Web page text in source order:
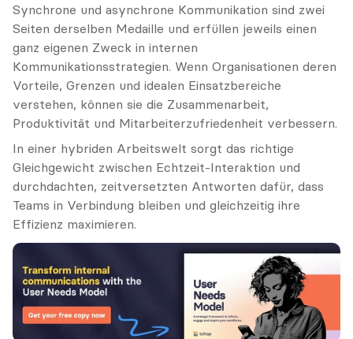
Synchrone und asynchrone Kommunikation sind zwei
Seiten derselben Medaille und erfüllen jeweils einen
ganz eigenen Zweck in internen
Kommunikationsstrategien. Wenn Organisationen deren
Vorteile, Grenzen und idealen Einsatzbereiche
verstehen, können sie die Zusammenarbeit,
Produktivität und Mitarbeiterzufriedenheit verbessern.
In einer hybriden Arbeitswelt sorgt das richtige
Gleichgewicht zwischen Echtzeit-Interaktion und
durchdachten, zeitversetzten Antworten dafür, dass
Teams in Verbindung bleiben und gleichzeitig ihre
Effizienz maximieren.